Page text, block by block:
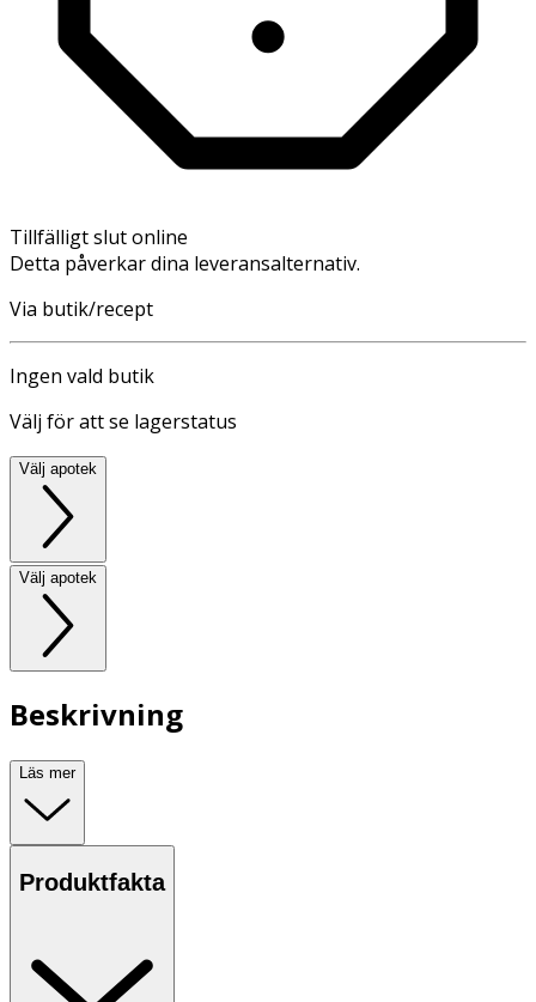
Tillfälligt slut online
Detta påverkar dina leveransalternativ.
Via butik/recept
Ingen vald butik
Välj för att se lagerstatus
Välj apotek
Välj apotek
Beskrivning
Läs mer
Produktfakta